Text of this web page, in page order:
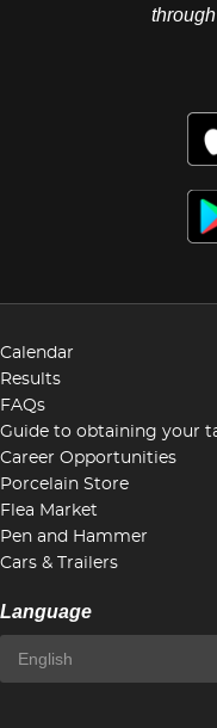
Calendar
Results
FAQs
Guide to obtaining your
Career Opportunities
Porcelain Store
Flea Market
Pen and Hammer
Cars & Trailers
Language